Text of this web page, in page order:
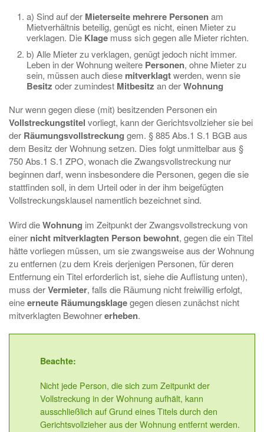
a) Sind auf der Mieterseite mehrere Personenam
Mietverhältnis beteilig, genügt es nicht, einen Mieter zu
verklagen. Die Klage muss sich gegen alle Mieter richten.
b) Alle Mieter zu verklagen, genügt jedoch nicht immer.
Leben in der Wohnung weitere Personen, ohne Mieter zu
sein, müssen auch diese mitverklagtwerden, wenn sie
Besitz oder zumindest Mitbesitz an derWohnung
Nur wenn gegen diese (mit) besitzenden Personen ein
Vollstreckungstitel vorliegt, kann der Gerichtsvollzieher sie bei
der Räumungsvollstreckung gem. § 885 Abs.1 S.1 BGB aus
dem Besitz der Wohnung setzen. Dies folgt unmittelbar aus §
750 Abs.1 S.1 ZPO, wonach die Zwangsvollstreckung nur
beginnen darf, wenn insbesondere die Personen, gegen die sie
stattfinden soll, in dem Urteil oder in der ihm beigefügten
Vollstreckungsklausel namentlich bezeichnet sind.
Wird dieWohnung im Zeitpunkt der Zwangsvollstreckung von
einer nicht mitverklagten Person bewohnt, gegen die ein Titel
hätte vorliegen müssen, um sie zwangsweise aus der Wohnung
zu entfernen (zu dem Kreis derjenigen Personen, für deren
Entfernung ein Titel erforderlich ist, siehe die Auflistung unten),
muss derVermieter, falls die Räumung nicht freiwillig erfolgt,
eineerneute Räumungsklagegegen diesen zunächst nicht
mitverklagten Bewohnererheben.
Beachte:
Nicht jede Person, die sich zum Zeitpunkt der
Vollstreckung in der Wohnung aufhält, kann
ausschließlich auf Grund eines Titels durch den
Gerichtsvollzieher aus der Wohnung entfernt werden.